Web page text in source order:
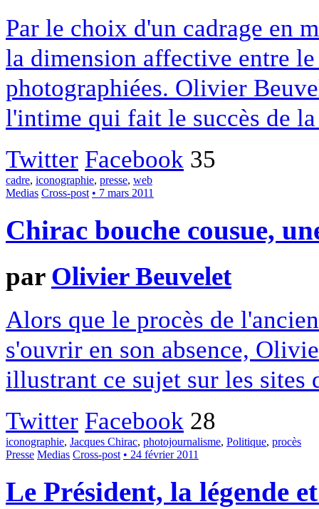
Par le choix d'un cadrage en
la dimension affective entre
photographiées. Olivier
l'intime qui fait le succès de la
Twitter Facebook 35
cadre, iconographie, presse, web
Medias Cross-post • 7 mars 2011
Chirac bouche cousue,
par Olivier Beuvelet
Alors que le procès de
s'ouvrir en son absence,
illustrant ce sujet sur les
Twitter Facebook 28
iconographie, Jacques Chirac, photojournalisme, Politique, procès
Presse Medias Cross-post • 24 février 2011
Le Président, la légende